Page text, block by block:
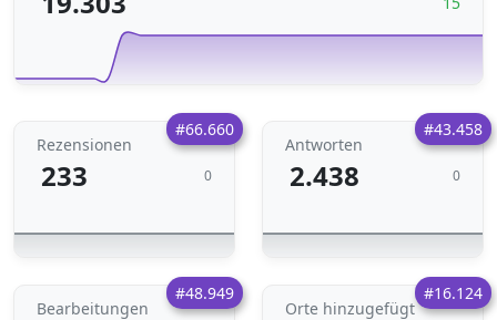
#66.660
Rezensionen
233 0
#43.458
Antworten
2.438 0
#48.949
Bearbeitungen
#16.124
Orte hinzugefügt